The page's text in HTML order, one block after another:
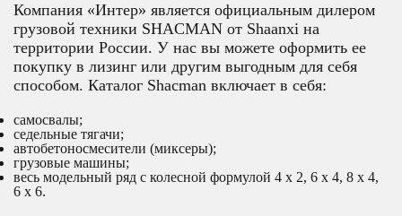
Компания «Интер» является официальным дилером
грузовой техники SHACMAN от Shaanxi на
территории России. У нас вы можете оформить ее
покупку в лизинг или другим выгодным для себя
способом. Каталог Shacman включает в себя:
самосвалы;
седельные тягачи;
автобетоносмесители (миксеры);
грузовые машины;
весь модельный ряд c колесной формулой 4 х 2, 6 х 4, 8 х 4,
6 х 6.